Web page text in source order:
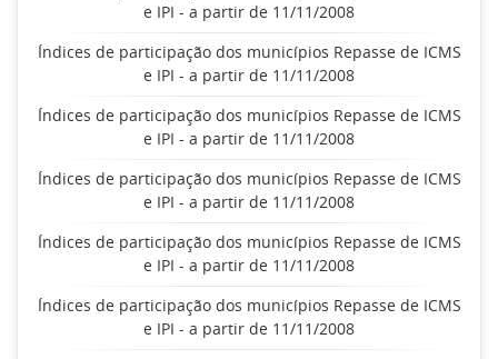
e IPI - a partir de 11/11/2008
Índices de participação dos municípios Repasse de ICMS
e IPI - a partir de 11/11/2008
Índices de participação dos municípios Repasse de ICMS
e IPI - a partir de 11/11/2008
Índices de participação dos municípios Repasse de ICMS
e IPI - a partir de 11/11/2008
Índices de participação dos municípios Repasse de ICMS
e IPI - a partir de 11/11/2008
Índices de participação dos municípios Repasse de ICMS
e IPI - a partir de 11/11/2008